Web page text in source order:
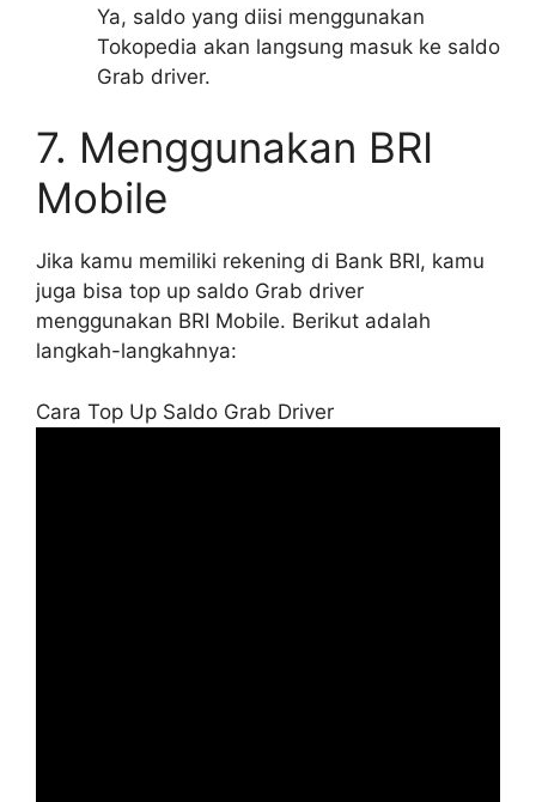
Ya, saldo yang diisi menggunakan
Tokopedia akan langsung masuk ke saldo
Grab driver.
7. Menggunakan BRI
Mobile
Jika kamu memiliki rekening di Bank BRI, kamu
juga bisa top up saldo Grab driver
menggunakan BRI Mobile. Berikut adalah
langkah-langkahnya:
Cara Top Up Saldo Grab Driver